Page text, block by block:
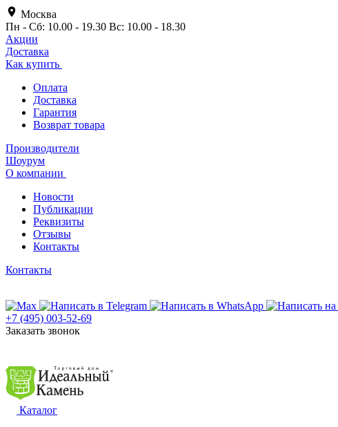
Москва
Пн - Сб: 10.00 - 19.30 Вс: 10.00 - 18.30
Акции
Доставка
Как купить
Оплата
Доставка
Гарантия
Возврат товара
Производители
Шоурум
О компании
Новости
Публикации
Реквизиты
Отзывы
Контакты
Контакты
+7 (495) 003-52-69
Заказать звонок
Каталог